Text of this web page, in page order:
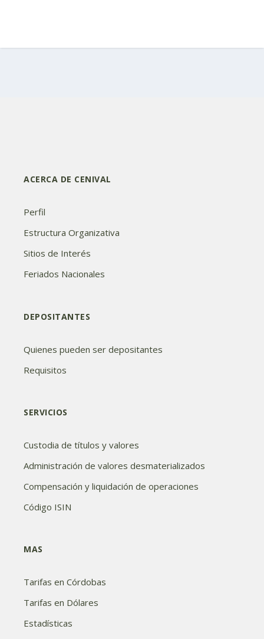
ACERCA DE CENIVAL
Perfil
Estructura Organizativa
Sitios de Interés
Feriados Nacionales
DEPOSITANTES
Quienes pueden ser depositantes
Requisitos
SERVICIOS
Custodia de títulos y valores
Administración de valores desmaterializados
Compensación y liquidación de operaciones
Código ISIN
MAS
Tarifas en Córdobas
Tarifas en Dólares
Estadísticas